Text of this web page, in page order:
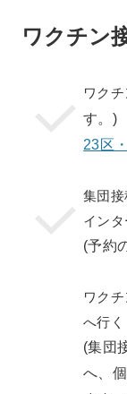
ワクチン
ワク
す。)
23区
集団
イン
(予約
ワク
へ行く
(集団
へ、